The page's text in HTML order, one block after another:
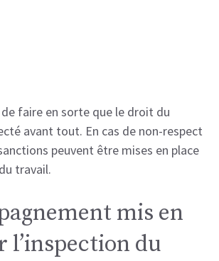
faire en sorte que le droit du
avant tout. En cas de non-respect
peuvent être mises en place
travail.
mis en
l’inspection du